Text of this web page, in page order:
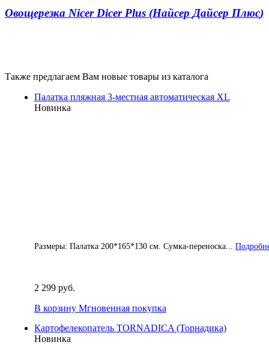
Овощерезка Nicer Dicer Plus (Найсер Дайсер Плюс)
Также предлагаем Вам новые товары из каталога
Палатка пляжная 3-местная автоматическая XL
Новинка
Размеры: Палатка 200*165*130 см. Сумка-переноска...
2 299 руб.
В корзину Мгновенная покупка
Картофелекопатель TORNADICA (Торнадика)
Новинка